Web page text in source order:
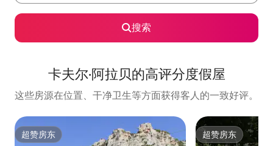
搜索
卡夫尔·阿拉贝的高评分度假屋
这些房源在位置、干净卫生等方面获得客人的一致好评。
超赞房东
超赞房东 超赞房东
超赞房东